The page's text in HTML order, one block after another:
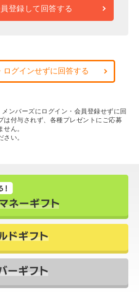
登録して回答する
ログインせずに回答する
ンバーズにログイン・会員登録せずに回
は付与されず、各種プレゼントにご応募
ん。
い。